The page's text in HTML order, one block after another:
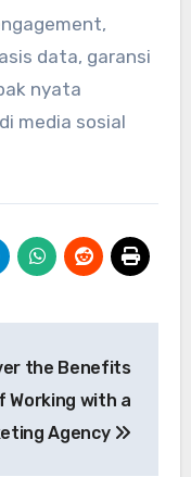
data, garansi
nyata
media sosial
the Benefits
Working with a
Agency